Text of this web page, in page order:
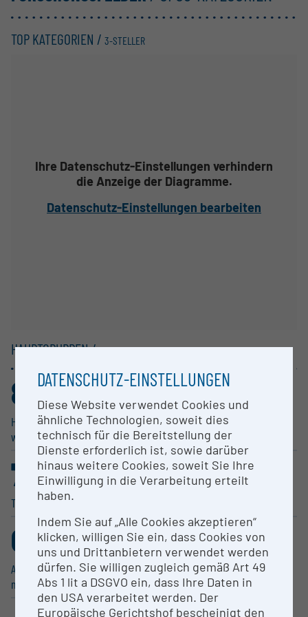
TOP KATEGORIEN / 3-STELLER
Ihre Datenschutz-Einstellungen verhindern
die Anzeige der Diagramme.
Datenschutz-Einstellungen bearbeiten
HAUPTGRUPPEN /1-STELLER
Human­me­dizin, Gesund­heits­
wis­sen­schaften
82,038%
Natur­wis­sen­schaften
9,415%
Technische Wissen­schaften
7 ,226% 0,943%
Agrar­wis­sen­schaften, Veteri­när­
m­e­dizin
0 ,377%
DATENSCHUTZ-EINSTELLUNGEN
Diese Website verwendet Cookies und
ähnliche Technologien, soweit dies
technisch für die Bereitstellung der
Dienste erforderlich ist, sowie darüber
hinaus weitere Cookies, soweit Sie Ihre
Einwilligung in die Verarbeitung erteilt
haben.
Indem Sie auf „Alle Cookies akzeptieren“
klicken, willigen Sie ein, dass Cookies von
uns und Drittanbietern verwendet werden
dürfen. Sie willigen zugleich gemäß Art 49
Abs 1 lit a DSGVO ein, dass Ihre Daten in
den USA verarbeitet werden. Der
Europäische Gerichtshof bescheinigt den